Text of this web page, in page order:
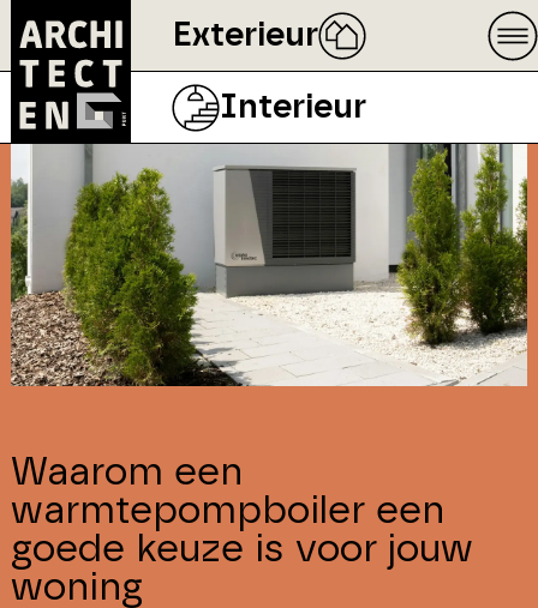
Exterieur
Interieur
Waarom een
warmtepompboiler een
goede keuze is voor jouw
woning